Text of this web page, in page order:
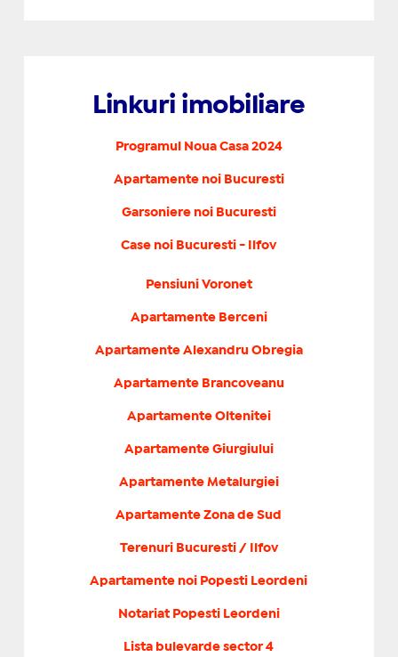
Linkuri imobiliare
Programul Noua Casa 2024
Apartamente noi Bucuresti
Garsoniere noi Bucuresti
Case noi Bucuresti - Ilfov
Pensiuni Voronet
Apartamente Berceni
Apartamente Alexandru Obregia
Apartamente Brancoveanu
Apartamente Oltenitei
Apartamente Giurgiului
Apartamente Metalurgiei
Apartamente Zona de Sud
Terenuri Bucuresti / Ilfov
Apartamente noi Popesti Leordeni
Notariat Popesti Leordeni
Lista bulevarde sector 4